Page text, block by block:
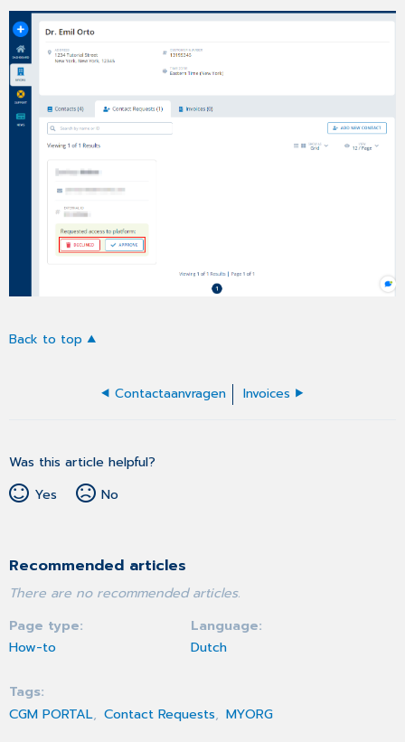
Back to top
Contactaanvragen Invoices
Was this article helpful?
Yes
No
Recommended articles
There are no recommended articles.
Page type
How-to
Language
Dutch
Tags
CGM PORTAL Contact Requests MYORG